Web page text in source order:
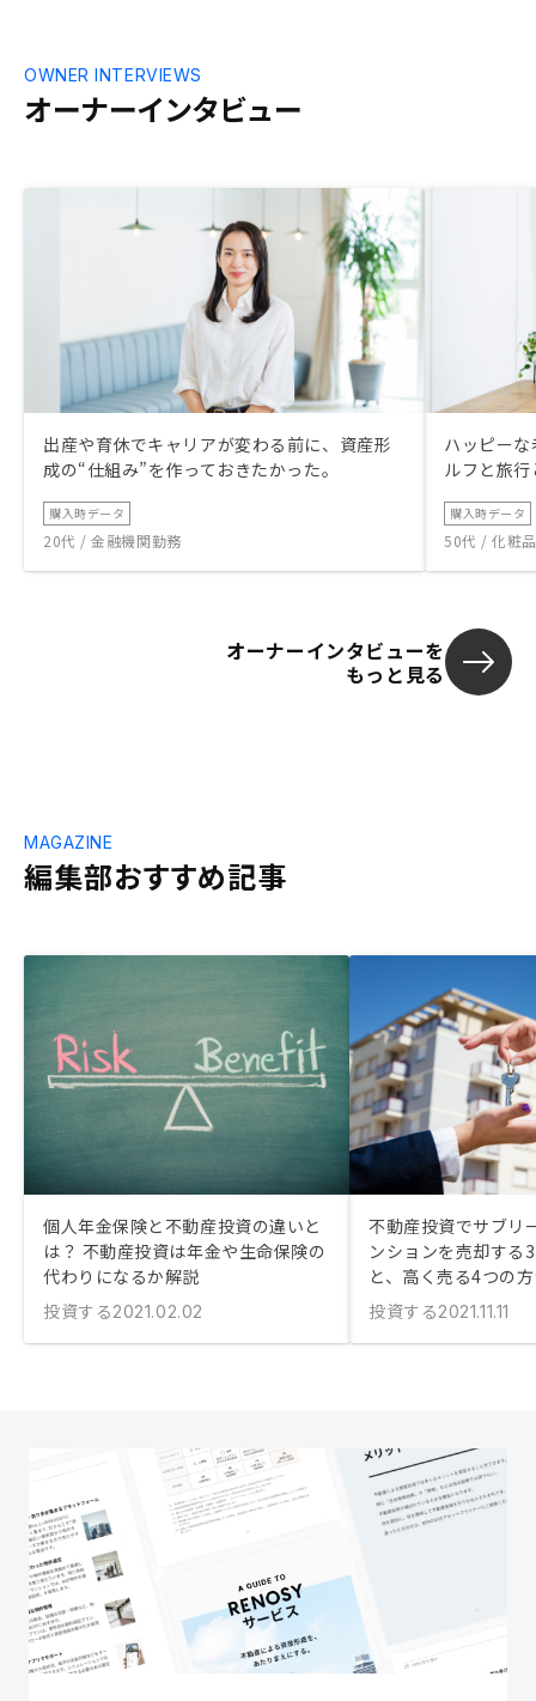
オーナーインタビュー
OWNER INTERVIEWS
出産や育休でキャリアが変わる前に、資産形
成の“仕組み”を作っておきたかった。
購入時データ
20代 / 金融機関勤務
ハッピー
ルフと旅
購入時データ
50代 / 化粧
オーナーインタビューを
もっと見る
編集部おすすめ記事
MAGAZINE
個人年金保険と不動産投資の違いと
は？ 不動産投資は年金や生命保険の
代わりになるか解説
投資する2021.02.02
不動産投資でサブリ
ンションを売却する
と、高く売る4つの
投資する2021.11.11